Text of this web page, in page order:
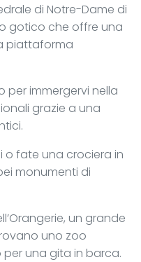
di Notre-Dame di
gotico che offre una
piattaforma
per immergervi nella
grazie a una
o fate una crociera in
monumenti di
un grande
uno zoo
una gita in barca.